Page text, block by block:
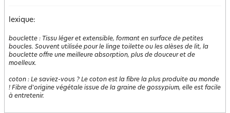
lexique:
bouclette : Tissu léger et extensible, formant en surface de petites
boucles. Souvent utilisée pour le linge toilette ou les alèses de lit, la
bouclette offre une meilleure absorption, plus de douceur et de
moelleux.
coton : Le saviez-vous ? Le coton est la fibre la plus produite au monde
! Fibre d'origine végétale issue de la graine de gossypium, elle est facile
à entretenir.